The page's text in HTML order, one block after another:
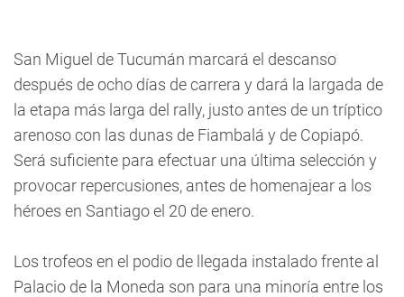
San Miguel de Tucumán marcará el descanso
después de ocho días de carrera y dará la largada de
la etapa más larga del rally, justo antes de un tríptico
arenoso con las dunas de Fiambalá y de Copiapó.
Será suficiente para efectuar una última selección y
provocar repercusiones, antes de homenajear a los
héroes en Santiago el 20 de enero.
Los trofeos en el podio de llegada instalado frente al
Palacio de la Moneda son para una minoría entre los